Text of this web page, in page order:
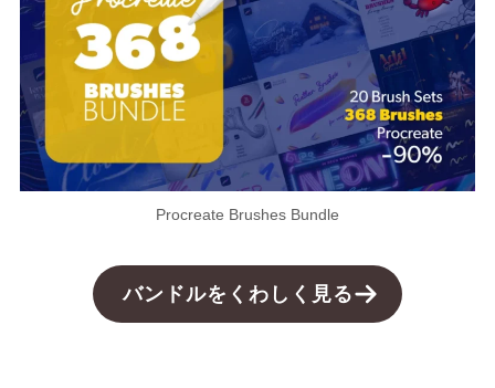
Procreate Brushes Bundle
バンドルをくわしく見る